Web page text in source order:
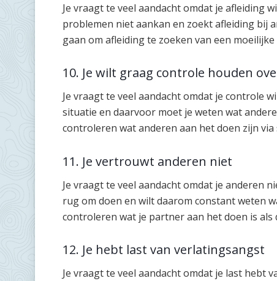
Je vraagt te veel aandacht omdat je afleiding
problemen niet aankan en zoekt afleiding bij
gaan om afleiding te zoeken van een
10. Je wilt graag controle houden
Je vraagt te veel aandacht omdat je controle
situatie en daarvoor moet je weten wat
controleren wat anderen aan het doen zijn via
11. Je vertrouwt anderen niet
Je vraagt te veel aandacht omdat je anderen
rug om doen en wilt daarom constant weten
controleren wat je partner aan het doen is als
12. Je hebt last van verlatingsangst
Je vraagt te veel aandacht omdat je last hebt